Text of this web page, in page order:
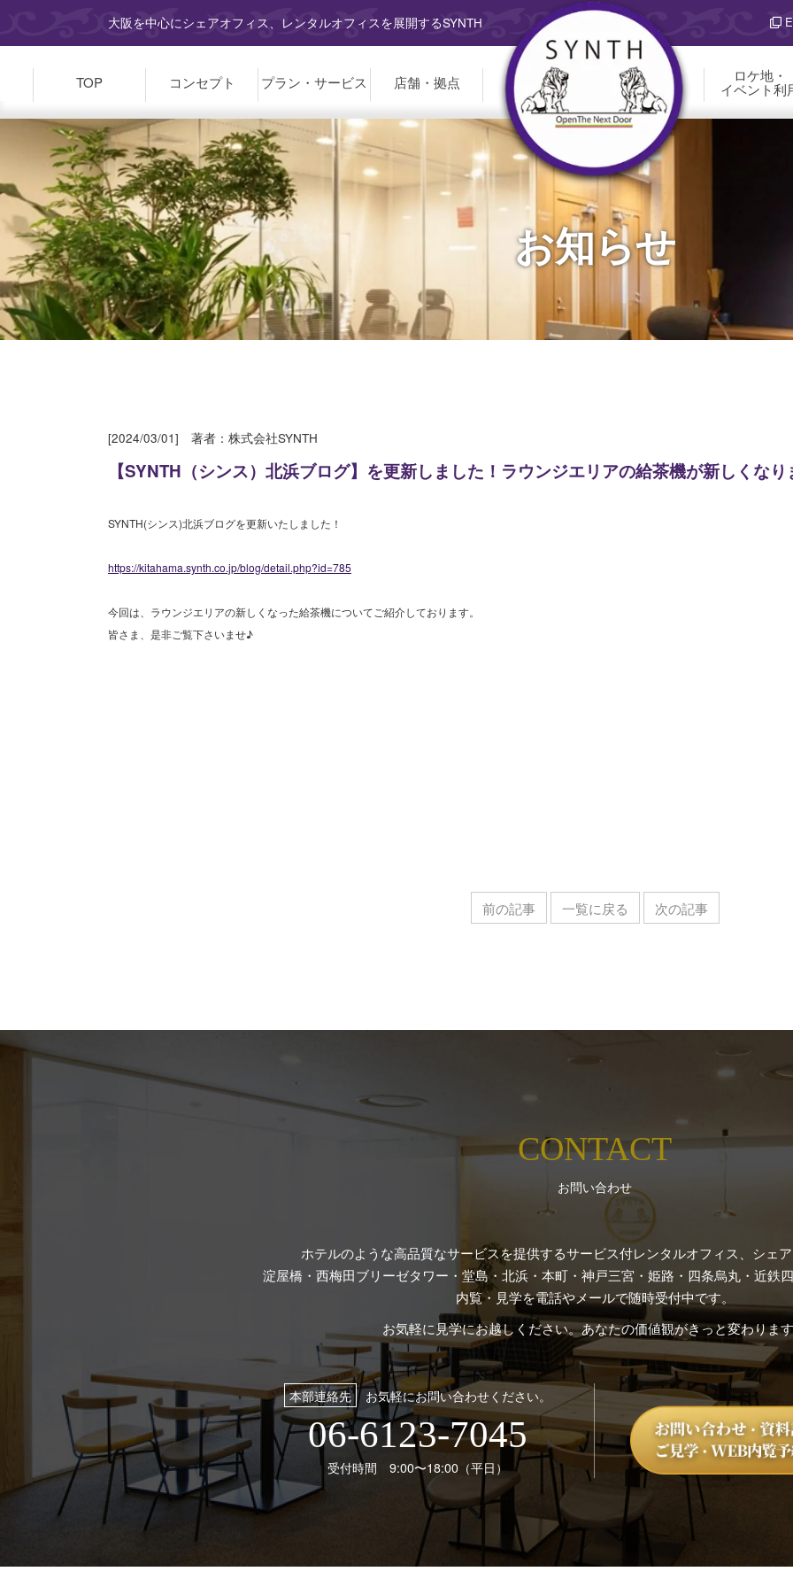
大阪を中心にシェアオフィス、レンタルオフィスを展開するSYNTH
TOP コンセプト プラン・ サービス 店舗・拠点 ロケ地・
イベント利
お知らせ
[2024/03/01] 著者：株式会社SYNTH
【SYNTH（シンス）北浜ブログ】を更新しました！ラウンジエリアの給茶機が新しくな
SYNTH(シンス)北浜ブログを更新いたしました！
https://kitahama.synth.co.jp/blog/detail.php?id=785
今回は、ラウンジエリアの新しくなった給茶機についてご紹介しております。
皆さま、是非ご覧下さいませ♪
前の記事 一覧に戻る 次の記事
CONTACT
お問い合わせ
ホテルのような高品質なサービスを提供するサービス付レンタルオフィス、シェ
淀屋橋・西梅田ブリーゼタワー・堂島・北浜・本町・神戸三宮・姫路・四条烏丸・近鉄
内覧・見学を電話やメールで随時受付中です。
お気軽に見学にお越しください。あなたの価値観がきっと変わりま
本部連絡先 お気軽にお問い合わせください。
06-6123-7045
受付時間 9:00〜18:00（平日）